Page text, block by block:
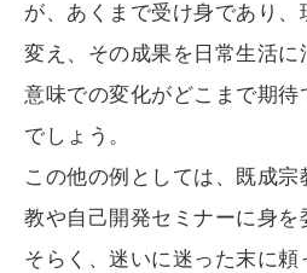
が、あくまで受け身であり
変え、その成果を日常生活
意味での変化がどこまで期待
でしょう。
この他の例としては、既成
教や自己開発セミナーに身を
そらく、迷いに迷った末に頼